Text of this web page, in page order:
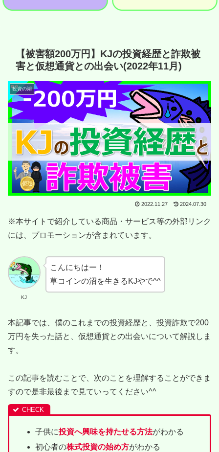
【被害額200万円】KJの投資経歴と詐欺被
害と仮想通貨との出会い(2022年11月)
投資の湖
2022.11.27 2024.07.30
※本サイトで紹介している商品・サービス等の外部リンク
には、プロモーションが含まれています。
KJ
こんにちはー！
草コインの沼を生きるKJやで^^
本記事では、僕のこれまでの投資経歴と、投資詐欺で200
万円を失った話と、仮想通貨との出会いについて解説しま
す。
この記事を読むことで、次のことを理解することができま
すので是非最後まで見ていってください^^
子供に投資へ興味を持たせる方法がわかる
初心者の株式投資の始め方がわかる